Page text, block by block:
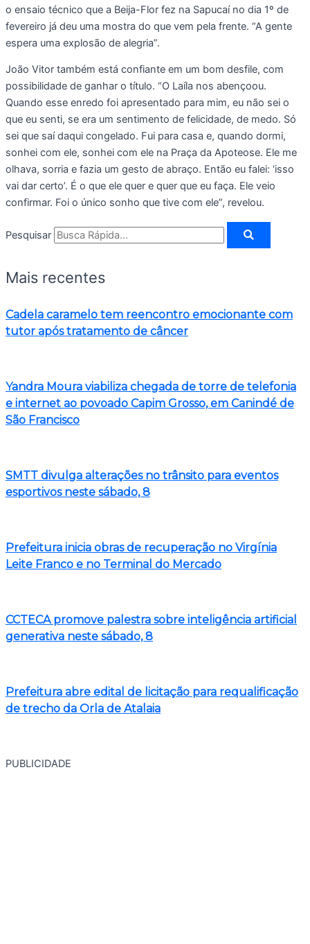
o ensaio técnico que a Beija-Flor fez na Sapucaí no dia 1º de
fevereiro já deu uma mostra do que vem pela frente. “A gente
espera uma explosão de alegria”.
João Vitor também está confiante em um bom desfile, com
possibilidade de ganhar o título. “O Laíla nos abençoou.
Quando esse enredo foi apresentado para mim, eu não sei o
que eu senti, se era um sentimento de felicidade, de medo. Só
sei que saí daqui congelado. Fui para casa e, quando dormi,
sonhei com ele, sonhei com ele na Praça da Apoteose. Ele me
olhava, sorria e fazia um gesto de abraço. Então eu falei: ‘isso
vai dar certo’. É o que ele quer e quer que eu faça. Ele veio
confirmar. Foi o único sonho que tive com ele”, revelou.
Pesquisar
Mais recentes
Cadela caramelo tem reencontro emocionante com
tutor após tratamento de câncer
Yandra Moura viabiliza chegada de torre de telefonia
e internet ao povoado Capim Grosso, em Canindé de
São Francisco
SMTT divulga alterações no trânsito para eventos
esportivos neste sábado, 8
Prefeitura inicia obras de recuperação no Virgínia
Leite Franco e no Terminal do Mercado
CCTECA promove palestra sobre inteligência artificial
generativa neste sábado, 8
Prefeitura abre edital de licitação para requalificação
de trecho da Orla de Atalaia
PUBLICIDADE